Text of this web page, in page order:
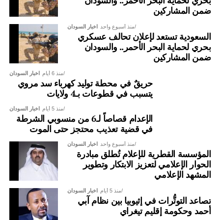
ضمن المشاركين
اخبار السودان منذ أسبوع واحد
السعودية تستعد لإعلان تحالف عسكري
بحري لحماية البحر الأحمر.. والسودان
ضمن المشاركين
اخبار السودان منذ 6 أيام
حريقٌ في محطة توليد كهرباء سد مروي
يتسبب في قطوعات بـ4 ولايات
اخبار السودان منذ 5 أيام
الإعدام قصاصاً لـ6 من منسوبي الشرطة
في قضية تعذيب محتجز حتى الموت
اخبار السودان منذ أسبوع واحد
المؤسسة القطرية للإعلام تُطلق مبادرة
الحوار الإعلامي لتعزيز الابتكار وتطوير
المشهد الإعلامي
اخبار السودان منذ 5 أيام
تصاعد التوتُّرات في إثيوبيا بين نظام آبي
أحمد وحكومة إقليم تيغراي